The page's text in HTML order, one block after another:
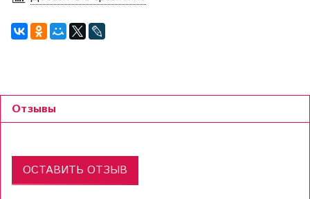
Отзывы
ОСТАВИТЬ ОТЗЫВ